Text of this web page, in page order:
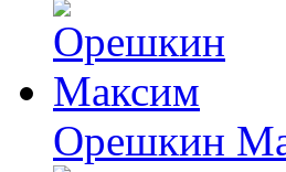
Орешкин